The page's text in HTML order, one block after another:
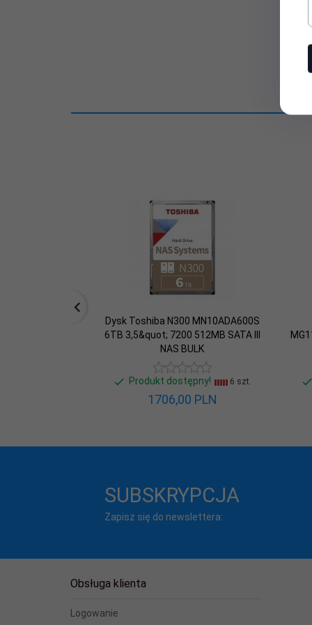
16 TB
7200 obr/min
Toshiba
Rodzina
N300
Średni czas
miedzy
uszkodzeniami
1200000 h
Technika
Dysk Toshiba N300 MN10ADA600S
6TB 3,5&quot; 7200 512MB SATA III
NAS BULK
Produkt dostępny! 6 szt.
1706,00 PLN
SUBSKRYPCJA
Zapisz się do newslettera:
Obsługa klienta
Logowanie